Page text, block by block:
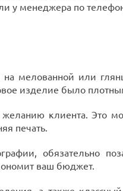
у менеджера по
мелованной или
изделие было
клиента. Это
печать.
обязательно
ваш бюджет.